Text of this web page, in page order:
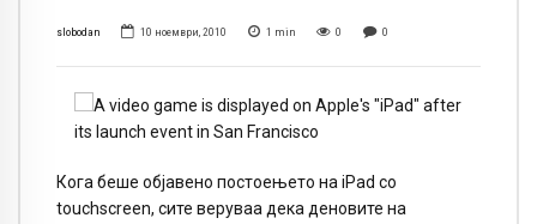
slobodan 10 ноември, 2010 1 min 0 0
Кога беше објавено постоењето на iPad со
touchscreen, сите веруваа дека деновите на